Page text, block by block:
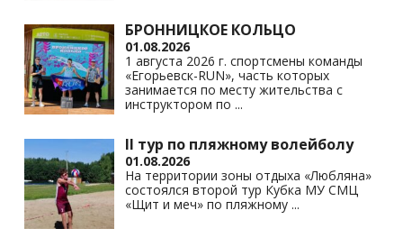
БРОННИЦКОЕ КОЛЬЦО
01.08.2026
1 августа 2026 г. спортсмены команды
«Егорьевск-RUN», часть которых
занимается по месту жительства с
инструктором по ...
II тур по пляжному волейболу
01.08.2026
На территории зоны отдыха «Любляна»
состоялся второй тур Кубка МУ СМЦ
«Щит и меч» по пляжному ...